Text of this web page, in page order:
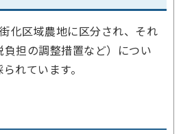
化区域農地に区分され、それ
担の調整措置など）につい
れています。